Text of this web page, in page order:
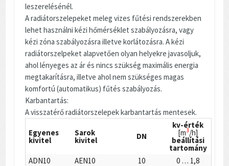
leszerelésénél.
A radiátorszelepeket meleg vizes fűtési rendszerekben
lehet használni kézi hőmérséklet szabályozásra, vagy
kézi zóna szabályozásra illetve korlátozásra. A kézi
radiátorszelpeket alapvetően olyan helyekre javasoljuk,
ahol lényeges az ár és nincs szükség maximális energia
megtakarításra, illetve ahol nem szükséges magas
komfortú (automatikus) fűtés szabályozás.
Karbantartás:
A visszatérő radiátorszelepek karbantartás mentesek.
Egyenes
kivitel
Sarok
kivitel DN
kv-érték
[m3/h]
beállítási
tartomány
ADN10
AEN10 10
0 … 1,8